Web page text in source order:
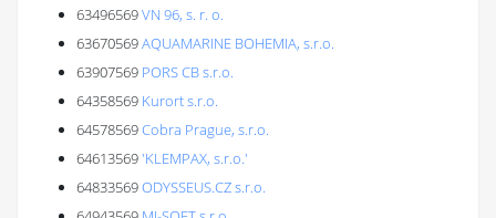
63496569VN 96, s. r. o.
63670569AQUAMARINE BOHEMIA, s.r.o.
63907569 PORS CB s.r.o.
64358569 Kurort s.r.o.
64578569Cobra Prague, s.r.o.
64613569'KLEMPAX, s.r.o.'
64833569ODYSSEUS.CZ s.r.o.